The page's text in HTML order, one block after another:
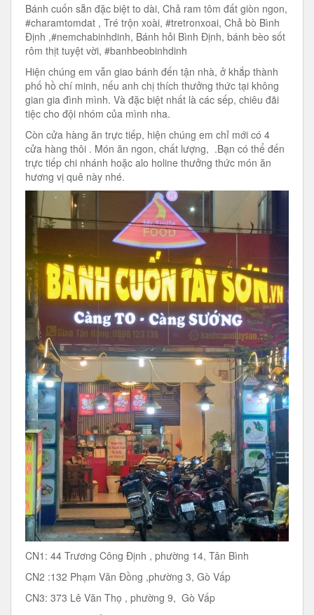
Bánh cuốn sẵn đặc biệt to dài, Chả ram tôm đất giòn ngon,
#charamtomdat , Tré trộn xoài, #tretronxoai, Chả bò Bình
Định ,#nemchabinhdinh, Bánh hỏi Bình Định, bánh bèo sốt
rôm thịt tuyệt vời, #banhbeobinhdinh
Hiện chúng em vẫn giao bánh đến tận nhà, ở khắp thành
phố hồ chí minh, nếu anh chị thích thưởng thức tại không
gian gia đình mình. Và đặc biệt nhất là các sếp, chiêu đãi
tiệc cho đội nhóm của mình nha.
Còn cửa hàng ăn trực tiếp, hiện chúng em chỉ mới có 4
cửa hàng thôi . Món ăn ngon, chất lượng, .Bạn có thể đến
trực tiếp chi nhánh hoặc alo holine thưởng thức món ăn
hương vị quê này nhé.
CN1: 44 Trương Công Định , phường 14, Tân Bình
CN2 :132 Phạm Văn Đồng ,phường 3, Gò Vấp
CN3: 373 Lê Văn Thọ , phường 9, Gò Vấp